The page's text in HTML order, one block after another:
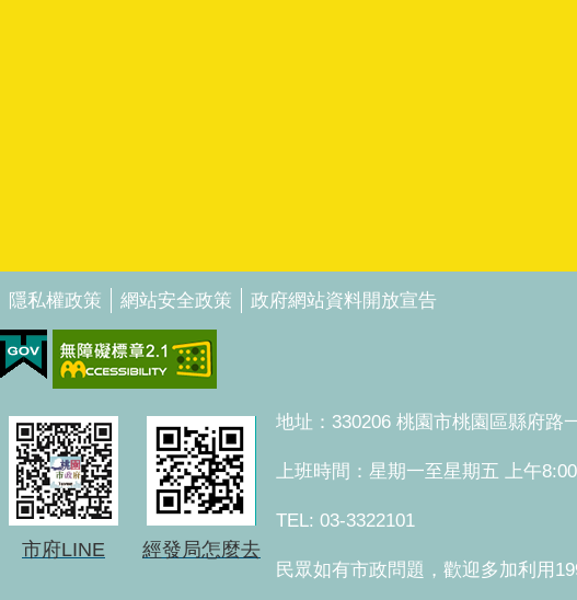
隱私權政策 網站安全政策 政府網站資料開放宣告
市府LINE 經發局怎麼去
地址：330206 桃園市桃園區縣府路
上班時間：星期一至星期五 上午
TEL: 03-3322101
民眾如有市政問題，歡迎多加利用